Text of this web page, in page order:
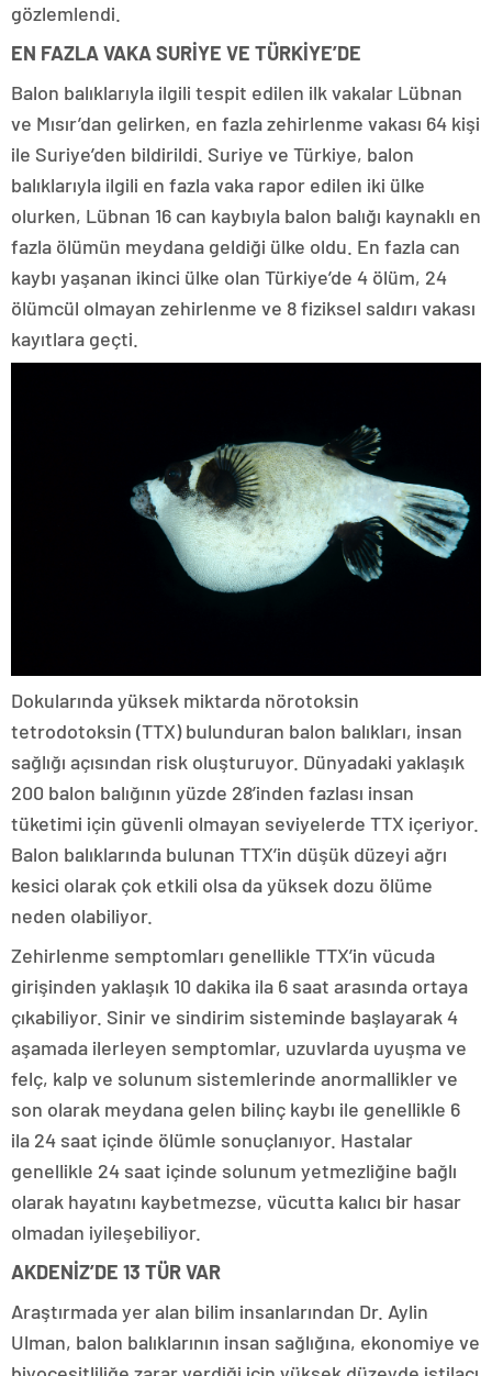
gözlemlendi.
EN FAZLA VAKA SURİYE VE TÜRKİYE’DE
Balon balıklarıyla ilgili tespit edilen ilk vakalar Lübnan
ve Mısır’dan gelirken, en fazla zehirlenme vakası 64 kişi
ile Suriye’den bildirildi. Suriye ve Türkiye, balon
balıklarıyla ilgili en fazla vaka rapor edilen iki ülke
olurken, Lübnan 16 can kaybıyla balon balığı kaynaklı en
fazla ölümün meydana geldiği ülke oldu. En fazla can
kaybı yaşanan ikinci ülke olan Türkiye’de 4 ölüm, 24
ölümcül olmayan zehirlenme ve 8 fiziksel saldırı vakası
kayıtlara geçti.
Dokularında yüksek miktarda nörotoksin
tetrodotoksin (TTX) bulunduran balon balıkları, insan
sağlığı açısından risk oluşturuyor. Dünyadaki yaklaşık
200 balon balığının yüzde 28’inden fazlası insan
tüketimi için güvenli olmayan seviyelerde TTX içeriyor.
Balon balıklarında bulunan TTX’in düşük düzeyi ağrı
kesici olarak çok etkili olsa da yüksek dozu ölüme
neden olabiliyor.
Zehirlenme semptomları genellikle TTX’in vücuda
girişinden yaklaşık 10 dakika ila 6 saat arasında ortaya
çıkabiliyor. Sinir ve sindirim sisteminde başlayarak 4
aşamada ilerleyen semptomlar, uzuvlarda uyuşma ve
felç, kalp ve solunum sistemlerinde anormallikler ve
son olarak meydana gelen bilinç kaybı ile genellikle 6
ila 24 saat içinde ölümle sonuçlanıyor. Hastalar
genellikle 24 saat içinde solunum yetmezliğine bağlı
olarak hayatını kaybetmezse, vücutta kalıcı bir hasar
olmadan iyileşebiliyor.
AKDENİZ’DE 13 TÜR VAR
Araştırmada yer alan bilim insanlarından Dr. Aylin
Ulman, balon balıklarının insan sağlığına, ekonomiye ve